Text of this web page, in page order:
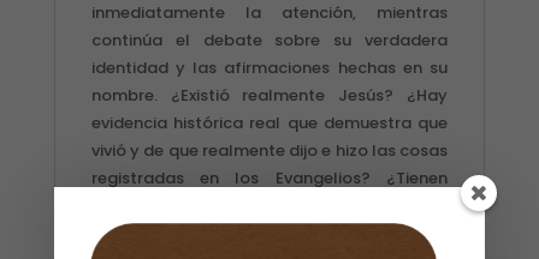
inmediatamente la atención, mientras
continúa el debate sobre su verdadera
identidad y las afirmaciones hechas en su
nombre. ¿Existió realmente Jesús? ¿Hay
evidencia histórica real que demuestra que
vivió y de que realmente dijo e hizo las cosas
registradas en los Evangelios? ¿Tienen
que la historia de Jesús es un mito, y de que